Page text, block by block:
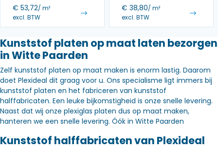
€ 53,72/ m²
excl. BTW
€ 38,80/ m²
excl. BTW
Kunststof platen op maat laten bezorgen
in Witte Paarden
Zelf kunststof platen op maat maken is enorm lastig. Daarom
doet Plexideal dit graag voor u. Ons specialisme ligt immers bij
kunststof platen en het fabriceren van kunststof
halffabricaten. Een leuke bijkomstigheid is onze snelle levering.
Naast dat wij onze plexiglas platen dus op maat maken,
hanteren we een snelle levering. Óók in Witte Paarden
Kunststof halffabricaten van Plexideal